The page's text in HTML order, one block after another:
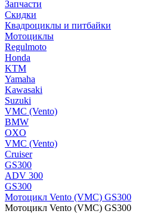
Запчасти
Скидки
Квадроциклы и питбайки
Мотоциклы
Regulmoto
Honda
KTM
Yamaha
Kawasaki
Suzuki
VMC (Vento)
BMW
OXO
VMC (Vento)
Cruiser
GS300
ADV 300
GS300
Мотоцикл Vento (VMC) GS300
Мотоцикл Vento (VMC) GS300